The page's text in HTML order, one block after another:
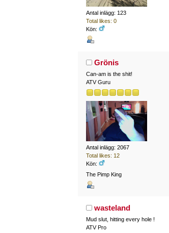
Antal inlägg: 123
Total likes: 0
Kön:
Grönis
Can-am is the shit!
ATV Guru
Antal inlägg: 2067
Total likes: 12
Kön:
The Pimp King
wasteland
Mud slut, hitting every hole !
ATV Pro